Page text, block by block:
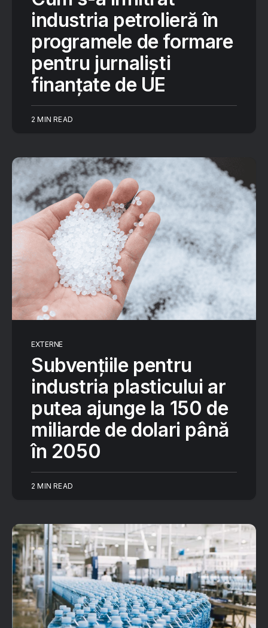
industria petrolieră în
programele de formare
pentru jurnaliști
finanțate de UE
2 MIN READ
EXTERNE
Subvențiile pentru
industria plasticului ar
putea ajunge la 150 de
miliarde de dolari până
în 2050
2 MIN READ